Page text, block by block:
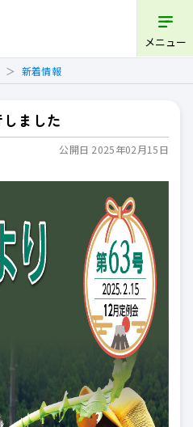
メニュー
新着情報
ました
公開日 2025年02月15日